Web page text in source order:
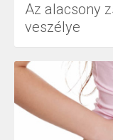
Az alacsony
veszélye